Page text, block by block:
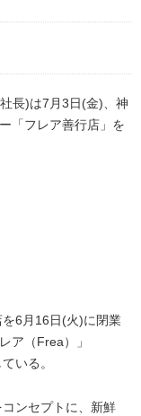
⾧)は7月3日(金)、神
「フレア善行店」を
6月16日(火)に閉業
ア（Frea）」
いる。
コンセプトに、新鮮